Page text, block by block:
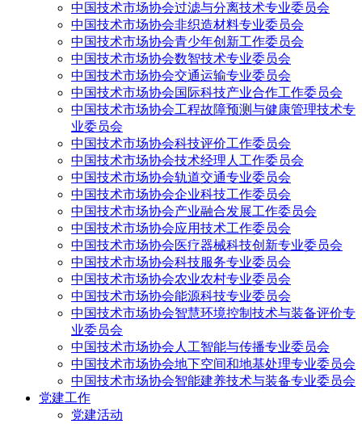
中国技术市场协会过滤与分离技术专业委员会
中国技术市场协会非织造材料专业委员会
中国技术市场协会青少年创新工作委员会
中国技术市场协会数智技术专业委员会
中国技术市场协会交通运输专业委员会
中国技术市场协会国际科技产业合作工作委员会
中国技术市场协会工程故障预测与健康管理技术专
业委员会
中国技术市场协会科技评价工作委员会
中国技术市场协会技术经理人工作委员会
中国技术市场协会轨道交通专业委员会
中国技术市场协会企业科技工作委员会
中国技术市场协会产业融合发展工作委员会
中国技术市场协会应用技术工作委员会
中国技术市场协会医疗器械科技创新专业委员会
中国技术市场协会科技服务专业委员会
中国技术市场协会农业农村专业委员会
中国技术市场协会能源科技专业委员会
中国技术市场协会智慧环境控制技术与装备评价专
业委员会
中国技术市场协会人工智能与传播专业委员会
中国技术市场协会地下空间和地基处理专业委员会
中国技术市场协会智能建养技术与装备专业委员会
党建工作
党建活动